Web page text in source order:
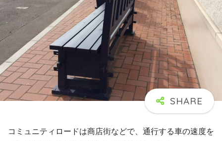
コミュニティロードは商店街などで、通行する車の速度を